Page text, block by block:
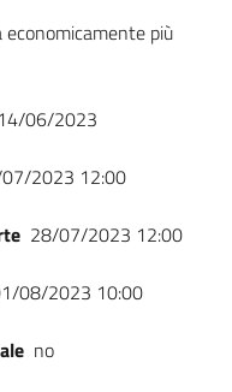
economicamente più
14/06/2023
2023 12:00
28/07/2023 12:00
08/2023 10:00
no